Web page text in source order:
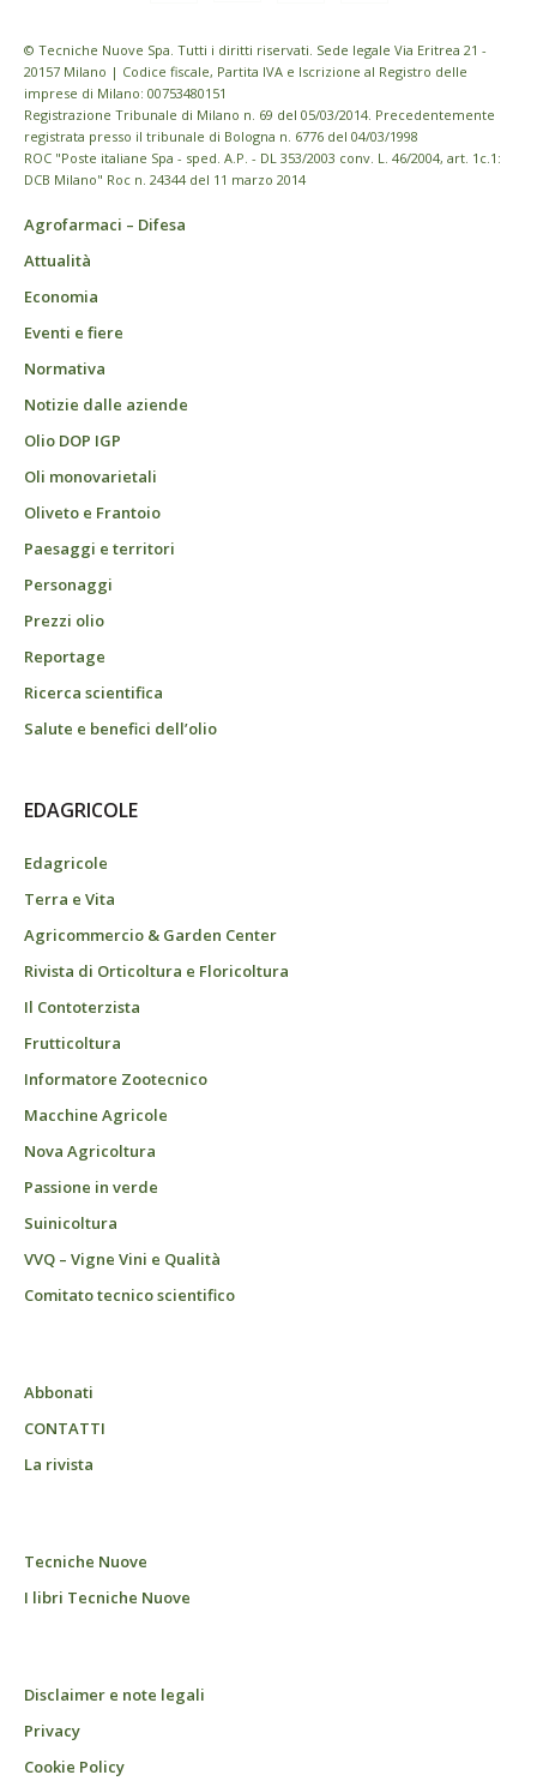
© Tecniche Nuove Spa. Tutti i diritti riservati. Sede legale Via Eritrea 21 -
20157 Milano | Codice fiscale, Partita IVA e Iscrizione al Registro delle
imprese di Milano: 00753480151
Registrazione Tribunale di Milano n. 69 del 05/03/2014. Precedentemente
registrata presso il tribunale di Bologna n. 6776 del 04/03/1998
ROC "Poste italiane Spa - sped. A.P. - DL 353/2003 conv. L. 46/2004, art. 1c.1:
DCB Milano" Roc n. 24344 del 11 marzo 2014
Agrofarmaci – Difesa
Attualità
Economia
Eventi e fiere
Normativa
Notizie dalle aziende
Olio DOP IGP
Oli monovarietali
Oliveto e Frantoio
Paesaggi e territori
Personaggi
Prezzi olio
Reportage
Ricerca scientifica
Salute e benefici dell’olio
EDAGRICOLE
Edagricole
Terra e Vita
Agricommercio & Garden Center
Rivista di Orticoltura e Floricoltura
Il Contoterzista
Frutticoltura
Informatore Zootecnico
Macchine Agricole
Nova Agricoltura
Passione in verde
Suinicoltura
VVQ – Vigne Vini e Qualità
Comitato tecnico scientifico
Abbonati
CONTATTI
La rivista
Tecniche Nuove
I libri Tecniche Nuove
Disclaimer e note legali
Privacy
Cookie Policy